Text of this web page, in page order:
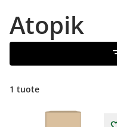
Atopik
1 tuote